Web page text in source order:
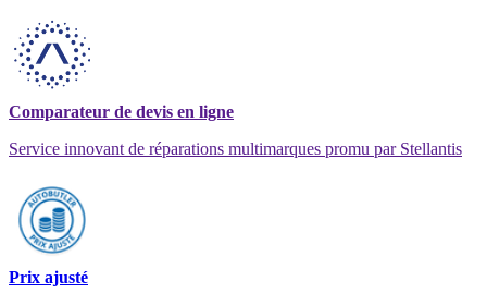
Comparateur de devis en ligne
Service innovant de réparations multimarques promu par Stellantis
Prix ajusté